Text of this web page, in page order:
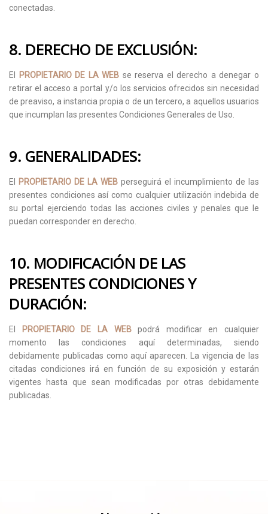
conectadas.
8. DERECHO DE EXCLUSIÓN:
El PROPIETARIO DE LA WEB se reserva el derecho a denegar o
retirar el acceso a portal y/o los servicios ofrecidos sin necesidad
de preaviso, a instancia propia o de un tercero, a aquellos usuarios
que incumplan las presentes Condiciones Generales de Uso.
9. GENERALIDADES:
El PROPIETARIO DE LA WEB perseguirá el incumplimiento de las
presentes condiciones así como cualquier utilización indebida de
su portal ejerciendo todas las acciones civiles y penales que le
puedan corresponder en derecho.
10. MODIFICACIÓN DE LAS
PRESENTES CONDICIONES Y
DURACIÓN:
El PROPIETARIO DE LA WEBpodrá modificar en cualquier
momento las condiciones aquí determinadas, siendo
debidamente publicadas como aquí aparecen. La vigencia de las
citadas condiciones irá en función de su exposición y estarán
vigentes hasta que sean modificadas por otras debidamente
publicadas.